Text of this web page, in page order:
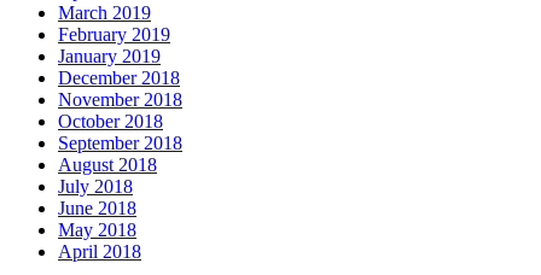
March 2019
February 2019
January 2019
December 2018
November 2018
October 2018
September 2018
August 2018
July 2018
June 2018
May 2018
April 2018